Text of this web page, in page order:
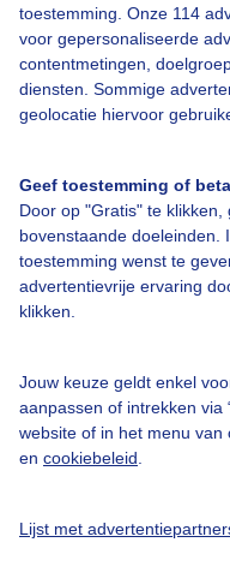
toestemming. Onze 114
voor gepersonaliseerde
contentmetingen,
diensten. Sommige
geolocatie hiervoor
Geef toestemming of
Door op "Gratis" te
bovenstaande doeleinden.
toestemming wenst te
advertentievrije ervaring
klikken.
Jouw keuze geldt enkel
aanpassen of intrekken via
website of in het menu
en cookiebeleid
Lijst met
Over Buienradar
Bedrijfsgegevens
Contact
Toegankelijkheid
Gebruikersvoorwaarden
Adverteren
Privacy beleid
Cookie beleid